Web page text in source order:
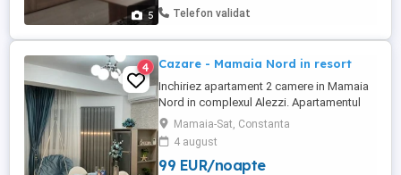
5
Încălzirea si apa caldă se face cu centrală
Telefon validat
4 Cazare - Mamaia Nord in resort
Inchiriez apartament 2 camere in Mamaia
Nord in complexul Alezzi. Apartamentul
este nou situat in prima linie la mare la 20
m de plaja. Mobilat si utilat complet,
modern. In resort puteti beneficia de 2
piscine pentru adulti , o piscina copii,
Mamaia-Sat, Constanta
4 august
99 EUR/noapte